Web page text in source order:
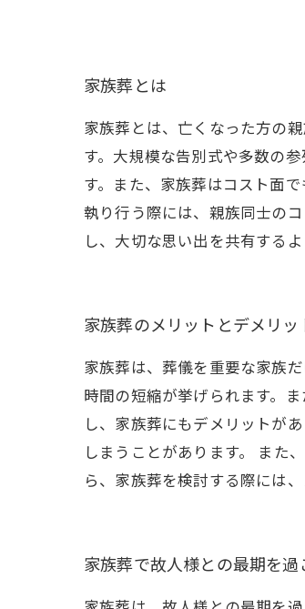
家族葬とは
家族葬とは、亡くなった方の
す。大規模な告別式や多数の
す。また、家族葬はコスト面
執り行う際には、親族同士の
し、大切な思い出を共有するよ
家族葬のメリットとデメリッ
家族葬は、葬儀を重要な家族
時間の短縮が挙げられます。
し、家族葬にもデメリットが
しまうことがあります。 また
ら、家族葬を検討する際には
家族葬で故人様との最期を過